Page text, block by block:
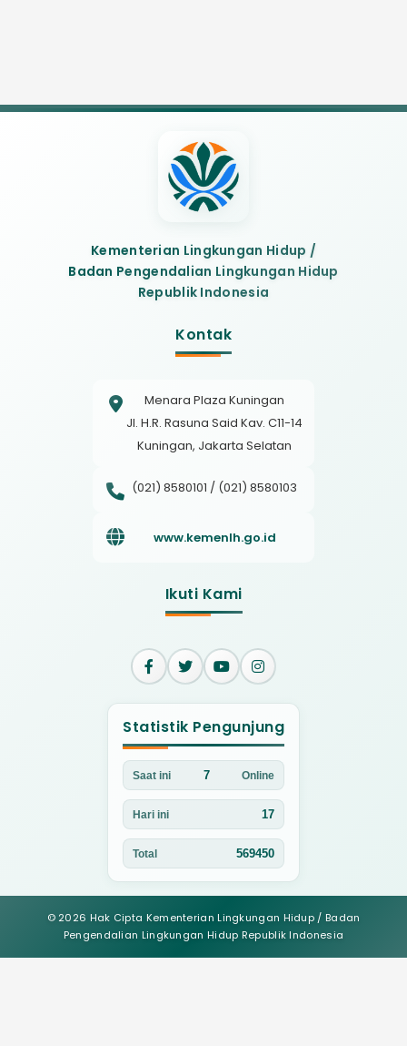
Kementerian Lingkungan Hidup /
Badan Pengendalian Lingkungan Hidup
Republik Indonesia
Kontak
Menara Plaza Kuningan
Jl. H.R. Rasuna Said Kav. C11-14
Kuningan, Jakarta Selatan
(021) 8580101 / (021) 8580103
www.kemenlh.go.id
Ikuti Kami
Statistik Pengunjung
Saat ini 7 Online
Hari ini 17
Total 569450
© 2026 Hak Cipta Kementerian Lingkungan Hidup / Badan
Pengendalian Lingkungan Hidup Republik Indonesia